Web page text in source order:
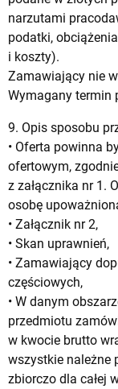
narzutami
podatki, obciążenia
i koszty).
Zamawiający nie
Wymagany termin
9. Opis sposobu
• Oferta powinna
ofertowym,
z załącznika nr 1.
osobę
• Załącznik nr 2,
• Skan uprawnień,
• Zamawiający
częściowych,
• W danym
przedmiotu
w kwocie brutto
wszystkie należne
zbiorczo dla całej